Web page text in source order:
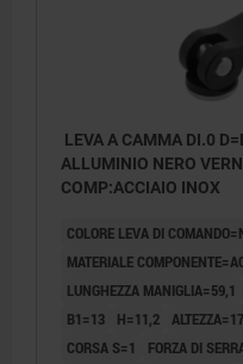
LEVA A CAMMA DI.0
ALLUMINIO NERO
COMP:ACCIAIO INOX
COLORE LEVA DI
MATERIALE
LUNGHEZZA MANIGLIA=59,1
B1=13
H=11,2 ALTEZZA=17
CORSA S=1
FORZA DI